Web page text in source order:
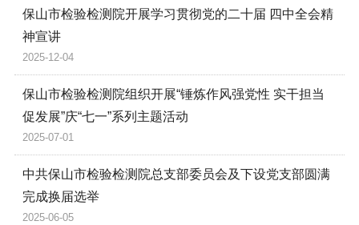
保山市检验检测院开展学习贯彻党的二十届 四中全会精
神宣讲
2025-12-04
保山市检验检测院组织开展“锤炼作风强党性 实干担当
促发展”庆“七一”系列主题活动
2025-07-01
中共保山市检验检测院总支部委员会及下设党支部圆满
完成换届选举
2025-06-05